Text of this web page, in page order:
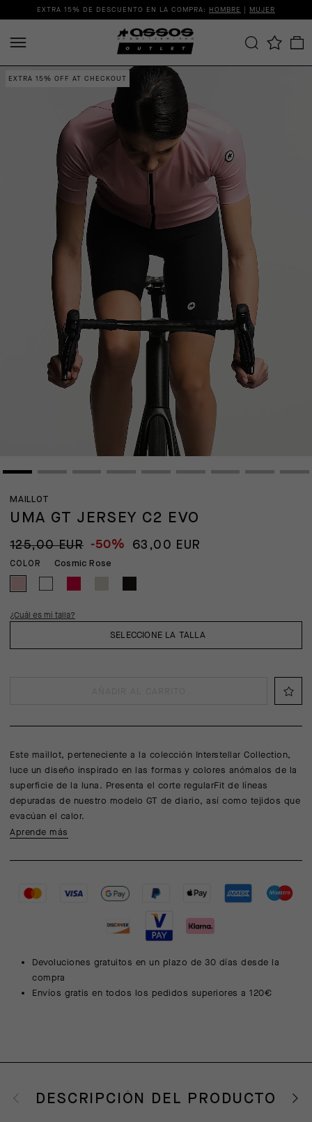
EXTRA 15% DE DESCUENTO EN LA COMPRA: HOMBRE | MUJER
EXTRA 15% OFF AT CHECKOUT
MAILLOT
UMA GT JERSEY C2 EVO
125,00 EUR -50% 63,00 EUR
COLOR Cosmic Rose
SELECCIONE LA TALLA
¿Cuál es mi talla?
Este maillot, perteneciente a la colección Interstellar Collection,
luce un diseño inspirado en las formas y colores anómalos de la
superficie de la luna. Presenta el corte regularFit de líneas
depuradas de nuestro modelo GT de diario, así como tejidos que
evacúan el calor.
Aprende más
Devoluciones gratuitos en un plazo de 30 días desde la
compra
Envíos gratis en todos los pedidos superiores a 120€
DESCRIPCIÓN DEL PRODUCTO